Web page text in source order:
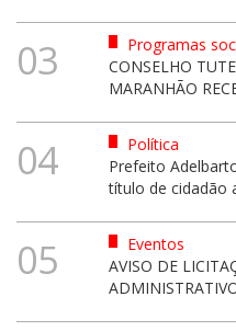
03
Programas
CONSELHO
MARANHÃO
04
Política
Prefeito
título de cidadão
05
Eventos
AVISO DE